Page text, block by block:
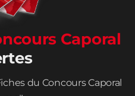
Caporal
du Concours Caporal